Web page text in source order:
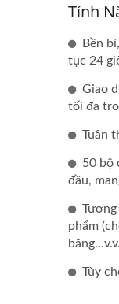
Tính
Bền
tục 24
Giao
tối đa
Tuân
50 bộ
đầu,
phẩm
băng…v.v.
Tùy